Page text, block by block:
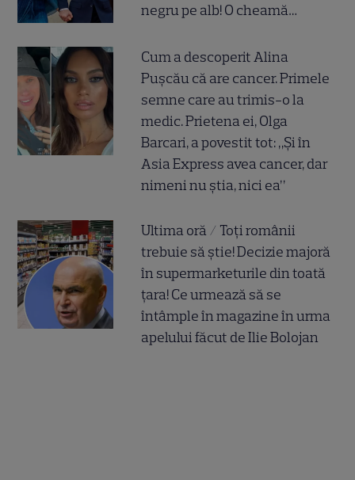
negru pe alb! O cheamă…
Cum a descoperit Alina
Pușcău că are cancer. Primele
semne care au trimis-o la
medic. Prietena ei, Olga
Barcari, a povestit tot: „Și în
Asia Express avea cancer, dar
nimeni nu știa, nici ea”
Ultima oră / Toți românii
trebuie să știe! Decizie majoră
în supermarketurile din toată
țara! Ce urmează să se
întâmple în magazine în urma
apelului făcut de Ilie Bolojan